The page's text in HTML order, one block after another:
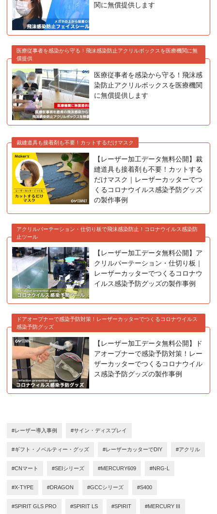
関に無償提供します
医療従事者を感染から守る！飛沫感染防止アクリルボックスを医療機関に無
償提供
医療従事者を感染から守る！飛沫感
染防止アクリルボックスを医療機関
に無償提供します
裁縫道具も接着剤も不要！カットするだけマスク
【レーザー加工データ無料公開】裁
縫道具も接着剤も不要！カットする
だけマスク｜レーザーカッターでつ
くるコロナウイルス感染予防グッズ
の製作事例
アクリルパーテーション・仕切り板で飛沫感染防止！コロナウイルス感染防
止ツール
【レーザー加工データ無料公開】ア
クリルパーテーション・仕切り板｜
レーザーカッターでつくるコロナウ
イルス感染予防グッズの製作事例
ドアオープナーで感染予防対策！レーザーカッターでつくるコロナウイルス
感染予防グッズ
【レーザー加工データ無料公開】ド
アオープナーで感染予防対策！レー
ザーカッターでつくるコロナウイル
ス感染予防グッズの製作事例
#レーザー導入事例 #サイン・ディスプレイ
#ギフト・ノベルティー・グッズ #レーザーカッターでDIY #アクリル
#CNマート #SEIシリーズ #MERCURY609 #NRG-L
#X-TYPE #DRAGON #GCCシリーズ #S400
#SPIRIT GLS PRO #SPIRIT LS #SPIRIT #MERCURY III